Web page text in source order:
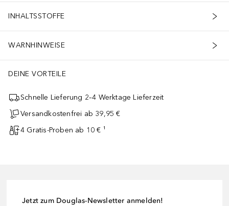
INHALTSSTOFFE
WARNHINWEISE
DEINE VORTEILE
Schnelle Lieferung 2–4 Werktage Lieferzeit
Versandkostenfrei ab 39,95 €
4 Gratis-Proben ab 10 € ¹
Jetzt zum Douglas-Newsletter anmelden!